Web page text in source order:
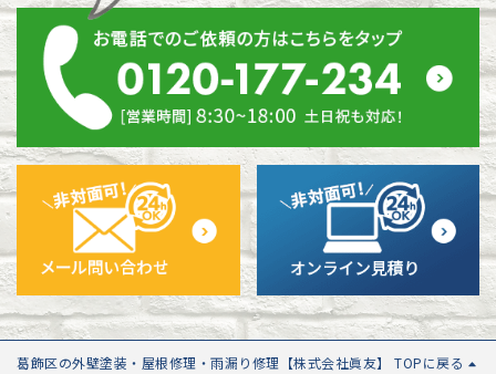
葛飾区の外壁塗装・屋根修理・雨漏り修理【株式会社眞友】 TOPに戻る